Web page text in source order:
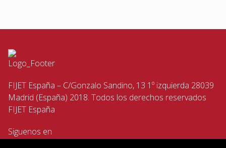
FIJET España – C/Gonzalo Sandino, 13 1º izquierda 28039
Madrid (España) 2018. Todos los derechos reservados
FIJET España
Siguenos en